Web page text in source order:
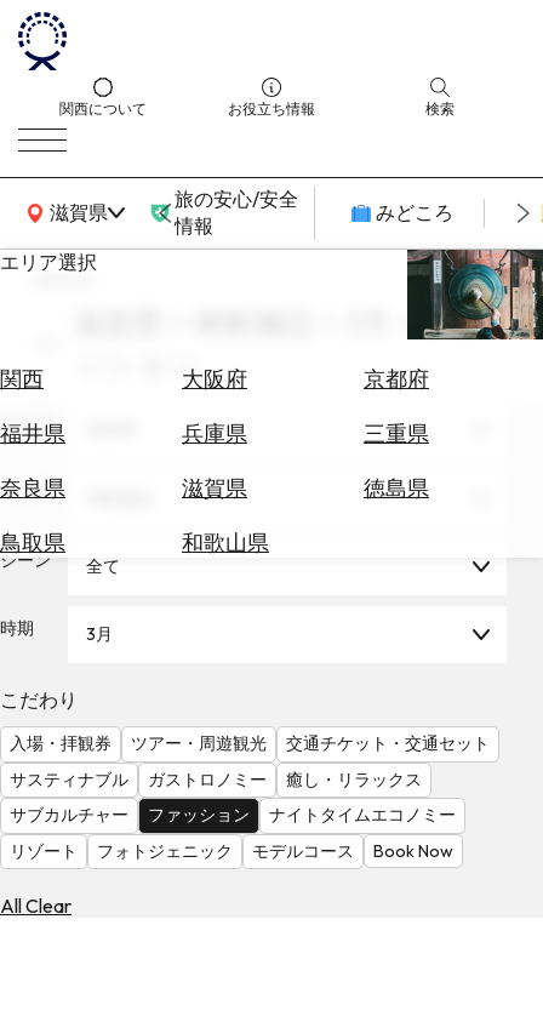
関西について お役立ち情報 検索
滋賀県
関西広域MAP
旅の安心/安全
情報
みどころ
エリア選択
関西 大阪府
京都府
福井県
兵庫県
三重県
奈良県
滋賀県
徳島県
鳥取県
和歌山県
エ
券
テ
を
る
気
を
見
る
search
滋賀県 × 体験施設 × 3月 × ファ
ッション
エリア
テーマ
シーン 全て
時期 3月
こだわり
入場・拝観券 ツアー・周遊観光
交通チケット・交通セット
サスティナブル
ガストロノミー
癒し・リラックス
サブカルチャー
ファッション
ナイトタイムエコノミー
リゾート
フォトジェニック モデルコース Book Now
All Clear